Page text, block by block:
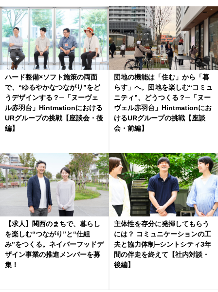
ハード整備×ソフト施策の両面
で、“ゆるやかなつながり”をど
うデザインする？─「ヌーヴェ
ル赤羽台」Hintmationにおける
URグループの挑戦【座談会・後
編】
団地の機能は「住む」から「暮
らす」へ。団地を楽しむ“コミュ
ニティ”、どうつくる？─「ヌー
ヴェル赤羽台」Hintmationにお
けるURグループの挑戦【座談
会・前編】
【求人】関西のまちで、暮らし
を楽しむ“つながり”と“仕組
み”をつくる。ネイバーフッドデ
ザイン事業の推進メンバーを募
集！
主体性を存分に発揮してもらう
には？ コミュニケーションの工
夫と協力体制─シントシティ3年
間の伴走を終えて【社内対談・
後編】